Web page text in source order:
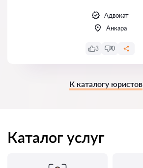
Адвокат
Анкара
3 0
К каталогу юристов
Каталог услуг